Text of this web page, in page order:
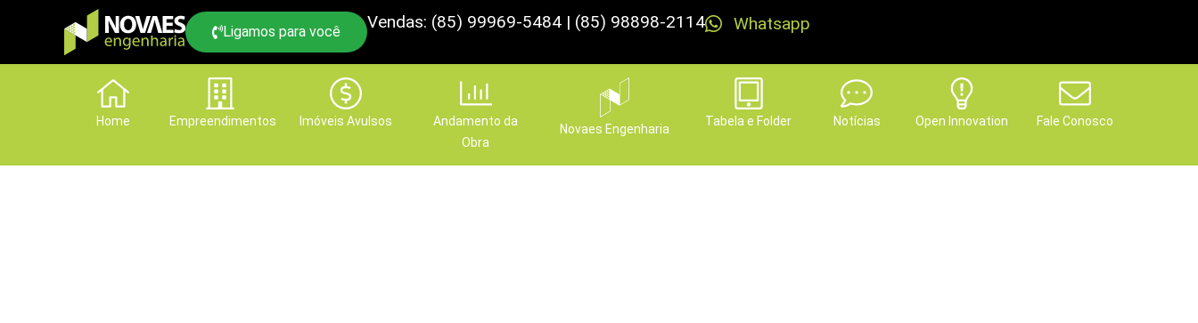
Ligamos para você Vendas: (85) 99969-5484 | (85) 98898-2114 Whatsapp
Home Empreendimentos Imóveis Avulsos
Andamento da
Obra
Novaes Engenharia
Tabela e Folder Notícias Open Innovation Fale Conosco